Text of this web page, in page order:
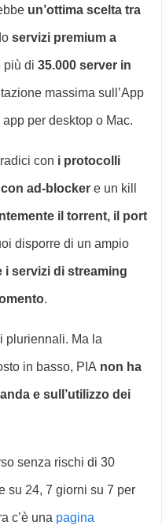
un’ottima scelta tra
servizi premium a
più di 35.000 server in
massima sull’App
per desktop o Mac.
con i protocolli
ad-blocker e un kill
il torrent, il port
disporre di un ampio
i servizi di streaming
.
pluriennali. Ma la
in basso, PIA non ha
e sull’utilizzo dei
senza rischi di 30
su 24, 7 giorni su 7 per
c’è una pagina